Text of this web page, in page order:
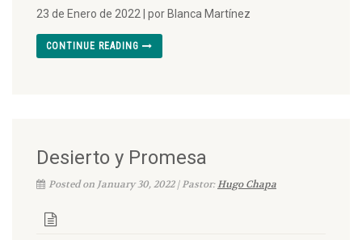
23 de Enero de 2022 | por Blanca Martínez
CONTINUE READING
Desierto y Promesa
Posted on January 30, 2022 | Pastor:Hugo Chapa